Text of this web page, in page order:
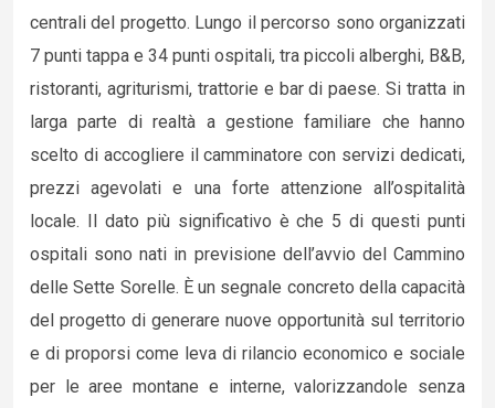
centrali del progetto. Lungo il percorso sono organizzati
7 punti tappa e 34 punti ospitali, tra piccoli alberghi, B&B,
ristoranti, agriturismi, trattorie e bar di paese. Si tratta in
larga parte di realtà a gestione familiare che hanno
scelto di accogliere il camminatore con servizi dedicati,
prezzi agevolati e una forte attenzione all’ospitalità
locale. Il dato più significativo è che 5 di questi punti
ospitali sono nati in previsione dell’avvio del Cammino
delle Sette Sorelle. È un segnale concreto della capacità
del progetto di generare nuove opportunità sul territorio
e di proporsi come leva di rilancio economico e sociale
per le aree montane e interne, valorizzandole senza